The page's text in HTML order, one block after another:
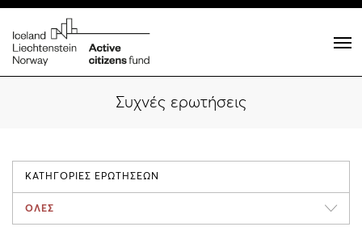
Συχνές ερωτήσεις
ΚΑΤΗΓΟΡΙΕΣ ΕΡΩΤΗΣΕΩΝ
ΟΛΕΣ